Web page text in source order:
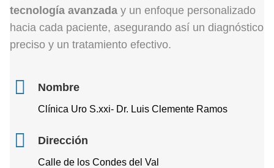
tecnología avanzada y un enfoque personalizado
hacia cada paciente, asegurando así un diagnóstico
preciso y un tratamiento efectivo.
Nombre
Clínica Uro S.xxi- Dr. Luis Clemente Ramos
Dirección
Calle de los Condes del Val